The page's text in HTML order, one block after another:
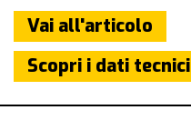
Vai all'articolo
Scopri i dati tecnici